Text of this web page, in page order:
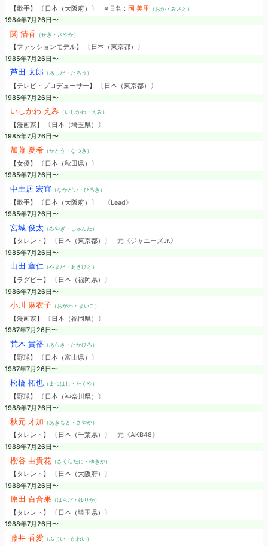
【歌手】 〔日本（大阪府）〕 ※旧名： 岡 美里 （おか・みさと）
1984年7月26日〜
関 清香 （せき・さやか）
【ファッションモデル】 〔日本（東京都）〕
1985年7月26日〜
芦田 太郎（あしだ・たろう）
【テレビ・プロデューサー】 〔日本（東京都）〕
1985年7月26日〜
いしかわ えみ（いしかわ・えみ）
【漫画家】 〔日本（埼玉県）〕
1985年7月26日〜
加藤 夏希（かとう・なつき）
【女優】 〔日本（秋田県）〕
1985年7月26日〜
中土居 宏宜 （なかどい・ひろき）
【歌手】 〔日本（大阪府）〕
《Lead》
1985年7月26日〜
宮城 俊太（みやぎ・しゅんた）
【タレント】 〔日本（東京都）〕 元《ジャニーズJr.》
1985年7月26日〜
山田 章仁（やまだ・あきひと）
【ラグビー】 〔日本（福岡県）〕
1986年7月26日〜
小川 麻衣子（おがわ・まいこ）
【漫画家】 〔日本（福岡県）〕
1987年7月26日〜
荒木 貴裕（あらき・たかひろ）
【野球】 〔日本（富山県）〕
1987年7月26日〜
松橋 拓也（まつはし・たくや）
【野球】 〔日本（神奈川県）〕
1988年7月26日〜
秋元 才加 （あきもと・さやか）
【タレント】 〔日本（千葉県）〕 元《AKB48》
1988年7月26日〜
櫻谷 由貴花（さくらたに・ゆきか）
【タレント】 〔日本（大阪府）〕
1988年7月26日〜
原田 百合果（はらだ・ゆりか）
【タレント】 〔日本（埼玉県）〕
1988年7月26日〜
藤井 香愛（ふじい・かわい）